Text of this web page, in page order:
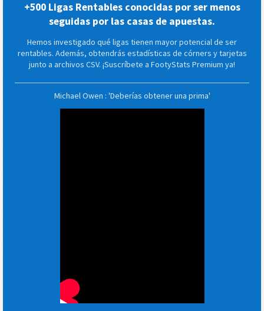
+500 Ligas Rentables conocidas por ser menos
seguidas por las casas de apuestas.
Hemos investigado qué ligas tienen mayor potencial de ser
rentables. Además, obtendrás estadísticas de córners y tarjetas
junto a archivos CSV. ¡Suscríbete a FootyStats Premium ya!
Michael Owen : 'Deberías obtener una prima'